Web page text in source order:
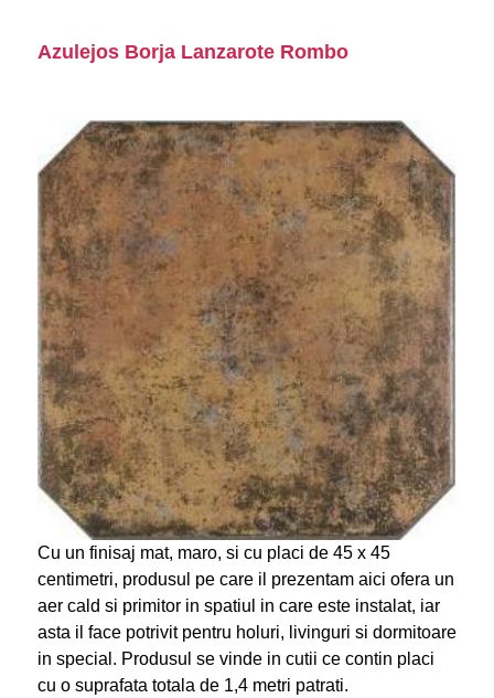
Azulejos Borja Lanzarote Rombo
Cu un finisaj mat, maro, si cu placi de 45 x 45
centimetri, produsul pe care il prezentam aici ofera un
aer cald si primitor in spatiul in care este instalat, iar
asta il face potrivit pentru holuri, livinguri si dormitoare
in special. Produsul se vinde in cutii ce contin placi
cu o suprafata totala de 1,4 metri patrati.